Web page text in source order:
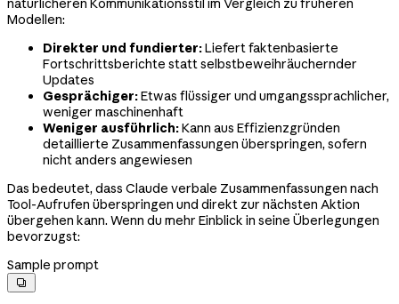
natürlicheren Kommunikationsstil im Vergleich zu früheren
Modellen:
Direkter und fundierter:Liefert faktenbasierte
Fortschrittsberichte statt selbstbeweihräuchernder
Updates
Gesprächiger:Etwas flüssiger und umgangssprachlicher,
weniger maschinenhaft
Weniger ausführlich:Kann aus Effizienzgründen
detaillierte Zusammenfassungen überspringen, sofern
nicht anders angewiesen
Das bedeutet, dass Claude verbale Zusammenfassungen nach
Tool-Aufrufen überspringen und direkt zur nächsten Aktion
übergehen kann. Wenn du mehr Einblick in seine Überlegungen
bevorzugst:
Sample prompt
